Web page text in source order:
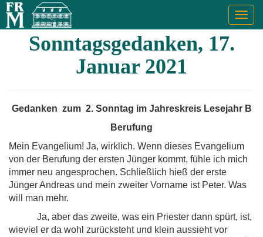
Sonntagsgedanken, 17.
Januar 2021
Gedanken zum 2. Sonntag im Jahreskreis Lesejahr B
Berufung
Mein Evangelium! Ja, wirklich. Wenn dieses Evangelium
von der Berufung der ersten Jünger kommt, fühle ich mich
immer neu angesprochen. Schließlich hieß der erste
Jünger Andreas und mein zweiter Vorname ist Peter. Was
will man mehr.
Ja, aber das zweite, was ein Priester dann spürt, ist,
wieviel er da wohl zurücksteht und klein aussieht vor